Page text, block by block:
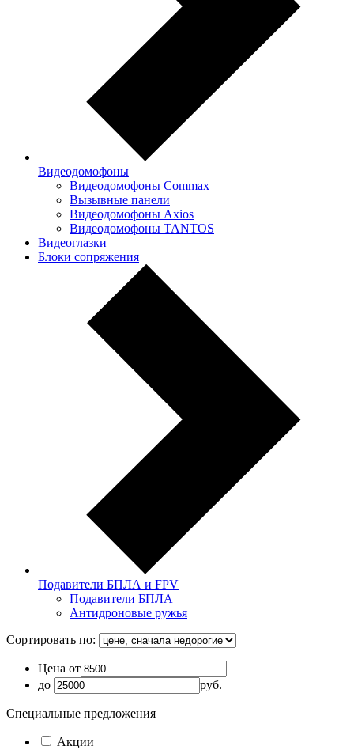
Видеодомофоны
Видеодомофоны Commax
Вызывные панели
Видеодомофоны Axios
Видеодомофоны TANTOS
Видеоглазки
Блоки сопряжения
Подавители БПЛА и FPV
Подавители БПЛА
Антидроновые ружья
Сортировать по:
Цена от
до
руб.
Специальные предложения
Акции